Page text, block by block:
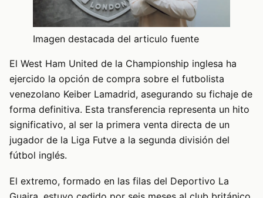
Imagen destacada del articulo fuente
El West Ham United de la Championship inglesa ha
ejercido la opción de compra sobre el futbolista
venezolano Keiber Lamadrid, asegurando su fichaje de
forma definitiva. Esta transferencia representa un hito
significativo, al ser la primera venta directa de un
jugador de la Liga Futve a la segunda división del
fútbol inglés.
El extremo, formado en las filas del Deportivo La